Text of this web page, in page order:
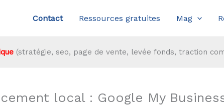
Contact Ressources gratuites Mag
(stratégie, seo, page de vente, levée fonds, traction
local : Google My